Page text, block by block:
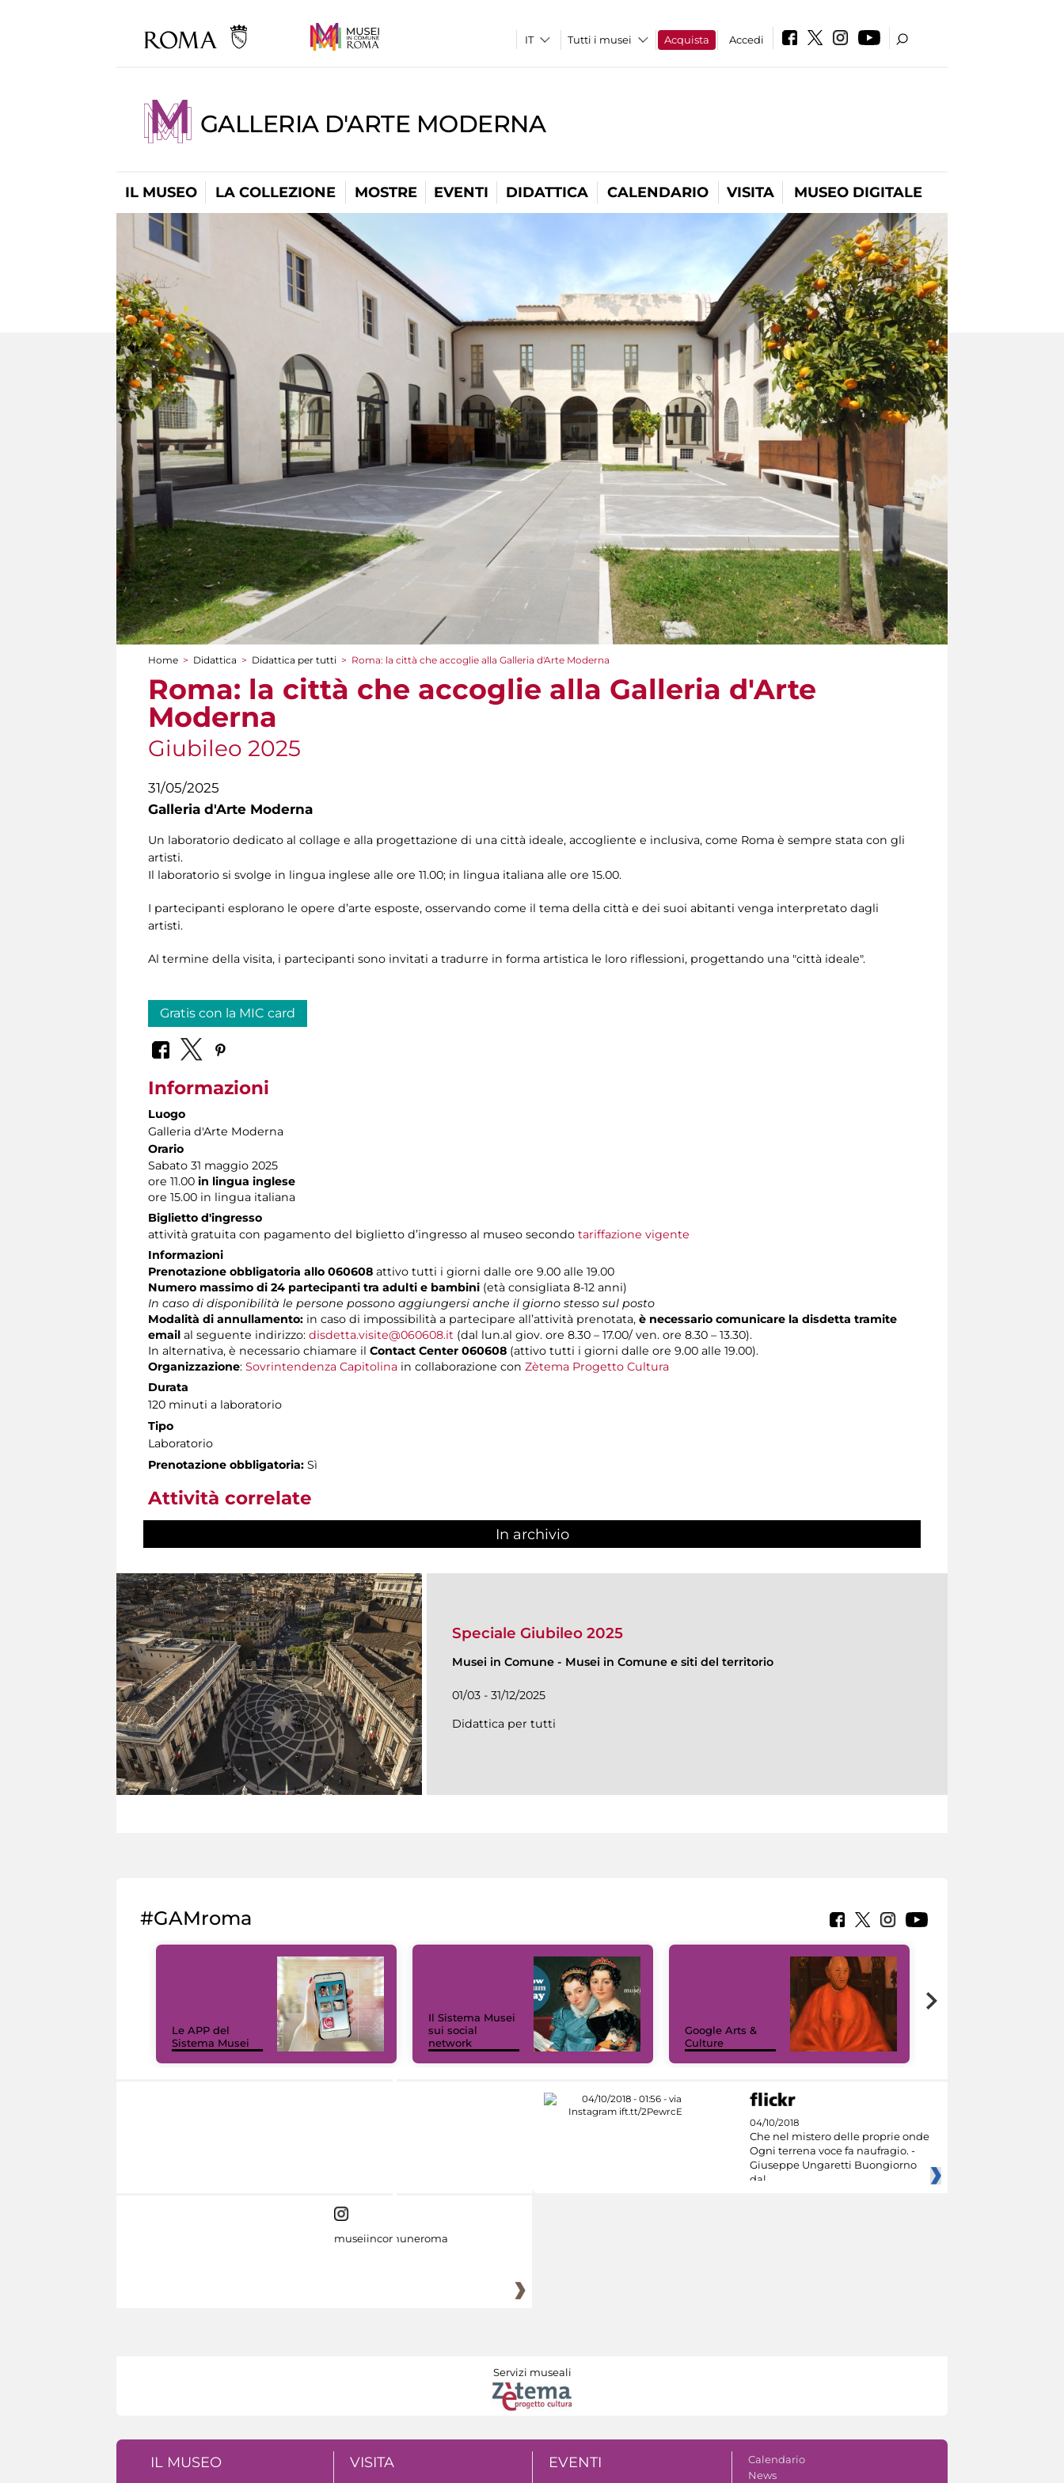
Tutti i musei Acquista Accedi
GALLERIA D'ARTE MODERNA
IL MUSEO LA COLLEZIONE MOSTRE EVENTI DIDATTICA CALENDARIO VISITA MUSEO DIGITALE
Tu sei qui
Home > Didattica > Didattica per tutti > Roma: la città che accoglie alla Galleria d'Arte Moderna
Roma: la città che accoglie alla Galleria d'Arte
Moderna
Giubileo 2025
31/05/2025
Galleria d'Arte Moderna
Un laboratorio dedicato al collage e alla progettazione di una città ideale, accogliente e inclusiva, come Roma è sempre stata con gli
artisti.
Il laboratorio si svolge in lingua inglese alle ore 11.00; in lingua italiana alle ore 15.00.
I partecipanti esplorano le opere d’arte esposte, osservando come il tema della città e dei suoi abitanti venga interpretato dagli
artisti.
Al termine della visita, i partecipanti sono invitati a tradurre in forma artistica le loro riflessioni, progettando una "città ideale".
Gratis con la MIC card
Informazioni
Luogo
Galleria d'Arte Moderna
Orario
Sabato 31 maggio 2025
ore 11.00 in lingua inglese
ore 15.00 in lingua italiana
Biglietto d'ingresso
attività gratuita con pagamento del biglietto d’ingresso al museo secondo tariffazione vigente
Informazioni
Prenotazione obbligatoria allo 060608 attivo tutti i giorni dalle ore 9.00 alle 19.00
Numero massimo di 24 partecipanti tra adulti e bambini (età consigliata 8-12 anni)
In caso di disponibilità le persone possono aggiungersi anche il giorno stesso sul posto
Modalità di annullamento: in caso di impossibilità a partecipare all’attività prenotata, è necessario comunicare la disdetta tramite
email al seguente indirizzo: disdetta.visite@060608.it (dal lun.al giov. ore 8.30 – 17.00/ ven. ore 8.30 – 13.30).
In alternativa, è necessario chiamare il Contact Center 060608 (attivo tutti i giorni dalle ore 9.00 alle 19.00).
Organizzazione: Sovrintendenza Capitolina in collaborazione con Zètema Progetto Cultura
Durata
120 minuti a laboratorio
Tipo
Laboratorio
Prenotazione obbligatoria: Sì
Attività correlate
In archivio
Speciale Giubileo 2025
Musei in Comune - Musei in Comune e siti del territorio
01/03 - 31/12/2025
Didattica per tutti
#GAMroma
Le APP del
Sistema Musei
Il Sistema Musei
sui social
network
Google Arts &
Culture
04/10/2018
Che nel mistero delle proprie onde
Ogni terrena voce fa naufragio. -
Giuseppe Ungaretti Buongiorno
dal
museiincomuneroma
Servizi museali
IL MUSEO VISITA EVENTI
Calendario
News